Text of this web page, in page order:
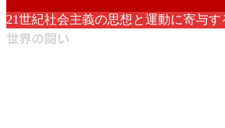
21世紀社会主義の思想と運動に寄与
世界の闘い